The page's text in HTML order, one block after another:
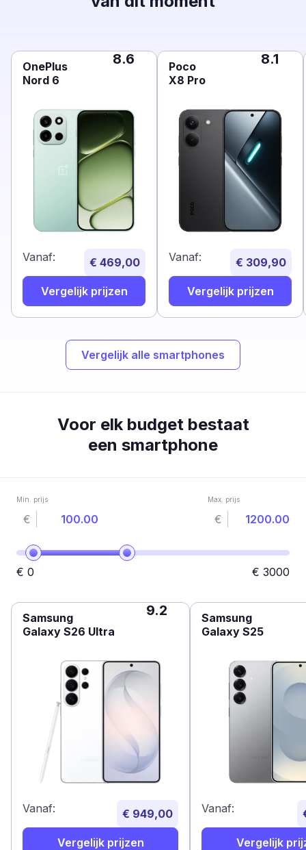
OnePlus
Nord 6
8.6
Vanaf: € 469,00
Vergelijk prijzen
Poco
X8 Pro
8.1
Vanaf: € 309,90
Vergelijk prijzen
Vergelijk alle smartphones
Voor elk budget bestaat
een smartphone
Min. prijs
€
Max. prijs
€
€ 0 € 3000
Samsung
Galaxy S26 Ultra
9.2
Vanaf: € 949,00
Vergelijk prijzen
Samsung
Galaxy S25
Vanaf:
Vergelijk